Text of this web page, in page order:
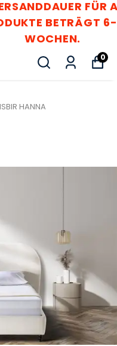
FÜR ALLE
6-8
0
ISBIR HANNA